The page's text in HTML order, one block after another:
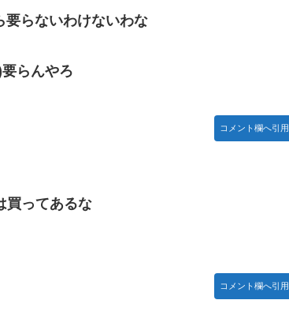
らないわけないわな
らんやろ
コメント欄へ引用
買ってあるな
コメント欄へ引用